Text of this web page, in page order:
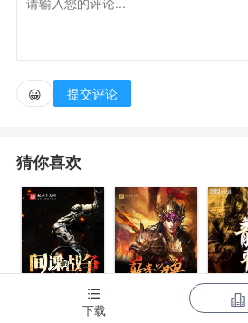
“那如果开局就是加强团团长呢？
“马革裹尸，死得其所！”
再给你一个三维立体作战地图呢？”
“那老子打的鬼子呱呱叫！”楚
界，成为了358团团长楚云飞。
精心准备两年半，誓要在茹越口
😀 提交评论
猜你喜欢
最强特
下载